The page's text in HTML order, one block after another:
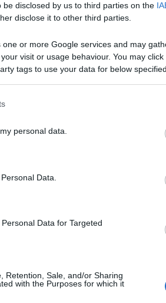
disclosed by us to third parties on the
disclose it to other third parties.
or more Google services and may
visit or usage behaviour. You may
tags to use your data for below
personal data.
Data.
Data for Targeted
Retention, Sale, and/or Sharing
with the Purposes for which it
7 1
Salerno-Reggio Calab...